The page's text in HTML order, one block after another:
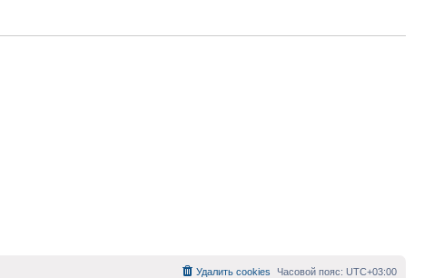
Часовой пояс: UTC+03:00
Удалить cookies